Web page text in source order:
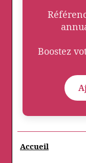
Boostez
Accueil